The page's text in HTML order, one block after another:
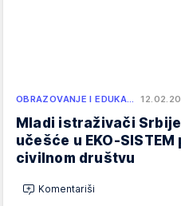
OBRAZOVANJE I EDUKA…
Mladi istraživači
učešće u EKO-
civilnom društvu
Komentariši